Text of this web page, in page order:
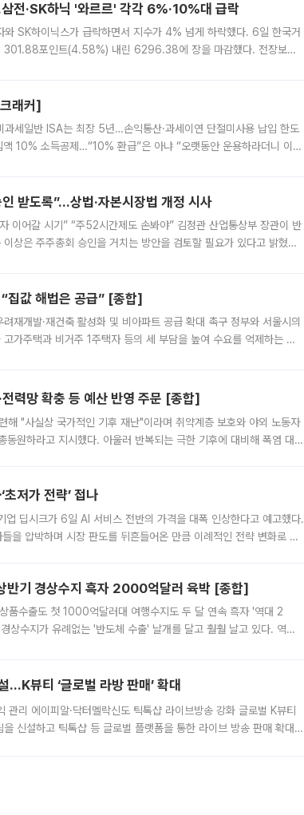
·SK하닉 '와르르' 각각 6%·10%대 급락
SK하이닉스가 급락하면서 지수가 4% 넘게 하락했다. 6일 한국거
301.88포인트(4.58%) 내린 6296.38에 장을 마감했다. 전장보다
래커]
세일반 ISA는 최장 5년…손익통산·과세이연 단절미사용 납입 한도
10% 소득공제…“10% 환급”은 아냐 “오랫동안 운용하라더니 이제
받도록”…상법·자본시장법 개정 시사
이어갈 시기” “주52시간제도 손봐야” 김정관 산업통상부 장관이 반
상은 주주총회 승인을 거치는 방안을 검토할 필요가 있다고 밝혔다.
집값 해법은 공급” [종합]
재개발·재건축 활성화 및 비아파트 공급 확대 촉구 정부와 서울시의
가주택과 비거주 1주택자 등의 세 부담을 높여 수요를 억제하는 카
력망 확충 등 예산 반영 주문 [종합]
해 "사실상 국가적인 기후 재난"이라며 취약계층 보호와 야외 노동자
원하라고 지시했다. 아울러 반복되는 극한 기후에 대비해 폭염 대응
저가 전략’ 접나
업 딥시크가 6일 AI 서비스 전반의 가격을 대폭 인상한다고 예고했다.
을 압박하며 시장 판도를 뒤흔들어온 만큼 이례적인 전략 변화로 평
반기 경상수지 흑자 2000억달러 육박 [종합]
수출도 첫 1000억달러대 여행수지도 두 달 연속 흑자 '역대 2
상수지가 유례없는 '반도체 수출' 날개를 달고 훨훨 날고 있다. 역대
…K뷰티 ‘글로벌 라방 판매’ 확대
리 에이피알·닥터멜락신도 틱톡샵 라이브방송 강화 글로벌 K뷰티
신설하고 틱톡샵 등 글로벌 플랫폼을 통한 라이브 방송 판매 확대에